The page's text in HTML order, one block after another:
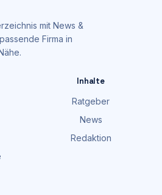
mit News &
Firma in
Inhalte
Ratgeber
News
Redaktion